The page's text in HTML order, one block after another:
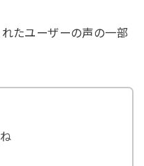
たユーザーの声の一部